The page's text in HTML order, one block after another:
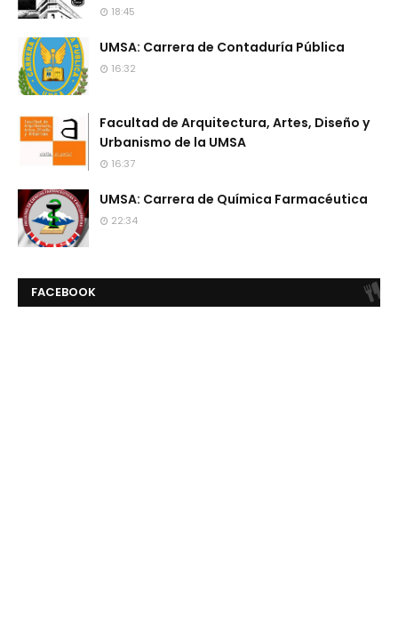
18:45
UMSA: Carrera de Contaduría Pública
16:32
Facultad de Arquitectura, Artes, Diseño y
Urbanismo de la UMSA
16:37
UMSA: Carrera de Química Farmacéutica
22:34
FACEBOOK